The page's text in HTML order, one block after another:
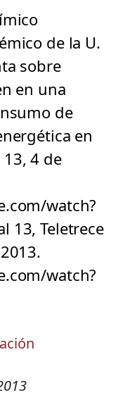
de la U.
sobre
en una
de
en
4 de
watch?
13, Teletrece
watch?